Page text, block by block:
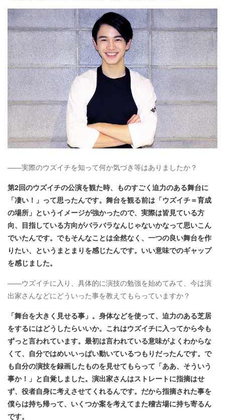
――実際のウズイチを知って何か気づき等はありましたか？
第2回のウズイチの公演を観た時、ものすごく迫力のある舞台に
「凄い！」って思ったんです。舞台を観る前は「ウズイチ＝育成
の場所」というイメージが強かったので、実際は皆見ている方
向、目指している方向がバラバラなんじゃないかなって思いこん
でいたんです。でもそんなことは全然なく、一つの良い舞台を作
りたい、というまとまりを感じたんです。いい意味でのギャップ
を感じました。
――ウズイチに入り、具体的に演技の勉強を始めてみて、今は演
出家さんなどにどういった事を教えてもらっていますか？
「舞台を大きく見せる事」。身体などを使って、迫力のある芝居
をするにはどうしたらいいか。これはウズイチに入ってから今も
ずっと言われています。最初は言われている意味がよくわからな
くて、自分ではめいいっぱい動いているつもりだったんです。で
も自分の演技を録画したものを見せてもらって「ああ、そういう
事か！」と自覚しました。演出家さんはストレートに指摘はせ
ず、役者自身に考えさせてくれるんです。だから指摘された事を
僕らは持ち帰って、いくつか案を考えてまた稽古場に持ち寄るん
です。